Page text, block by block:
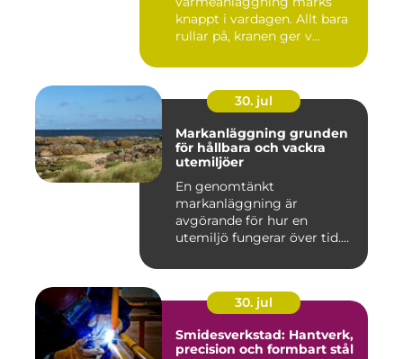
knappt i vardagen. Allt bara
rullar på, kranen ger v...
30. jul
Markanläggning grunden
för hållbara och vackra
utemiljöer
En genomtänkt
markanläggning är
avgörande för hur en
utemiljö fungerar över tid.
30. jul
Smidesverkstad: Hantverk,
precision och formbart stål